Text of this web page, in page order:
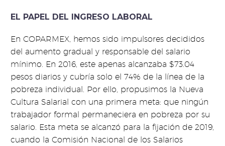
EL PAPEL DEL INGRESO LABORAL
En COPARMEX, hemos sido impulsores decididos
del aumento gradual y responsable del salario
mínimo. En 2016, este apenas alcanzaba $73.04
pesos diarios y cubría solo el 74% de la línea de la
pobreza individual. Por ello, propusimos la Nueva
Cultura Salarial con una primera meta: que ningún
trabajador formal permaneciera en pobreza por su
salario. Esta meta se alcanzó para la fijación de 2019,
cuando la Comisión Nacional de los Salarios